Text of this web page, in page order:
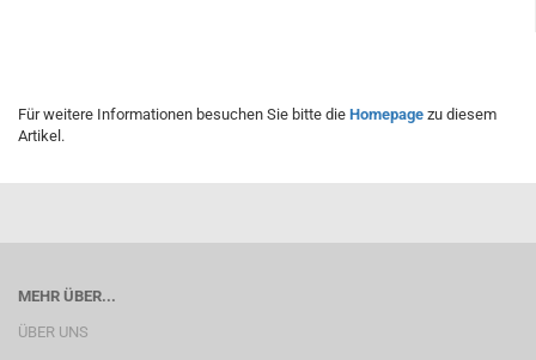
Für weitere Informationen besuchen Sie bitte die Homepage zu diesem
Artikel.
MEHR ÜBER...
ÜBER UNS